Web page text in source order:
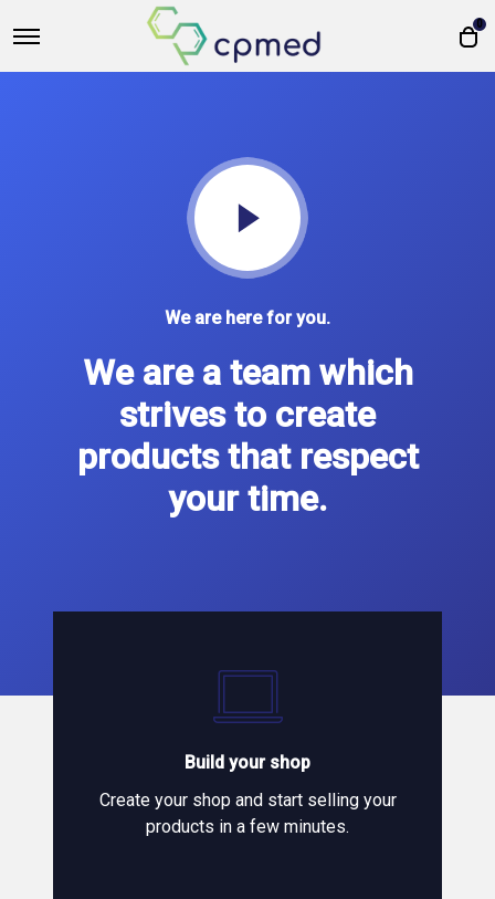
0
We are here for you.
We are a team which
strives to create
products that respect
your time.
Build your shop
Create your shop and start selling your
products in a few minutes.